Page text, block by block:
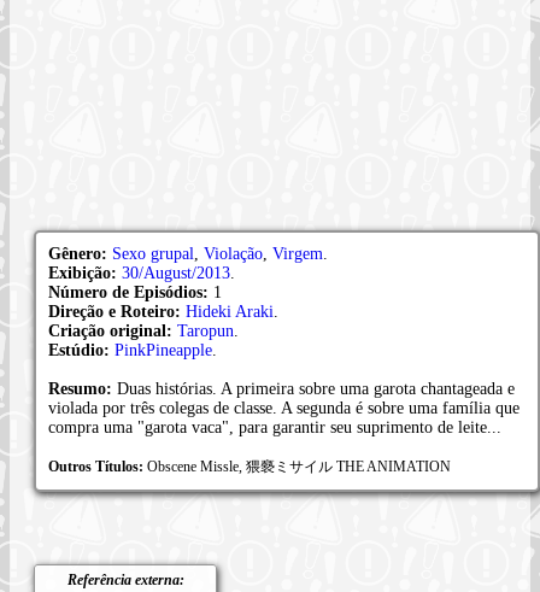
Gênero: Sexo grupal Violação Virgem
Exibição: 30/August/2013
Número de Episódios: 1
Direção e Roteiro: Hideki Araki
Criação original: Taropun
Estúdio: PinkPineapple
Resumo: Duas histórias. A primeira sobre uma garota chantageada e
violada por três colegas de classe. A segunda é sobre uma família que
compra uma "garota vaca", para garantir seu suprimento de leite...
Outros Títulos: Obscene Missle, 猥褻ミサイル THE ANIMATION
Referência externa: